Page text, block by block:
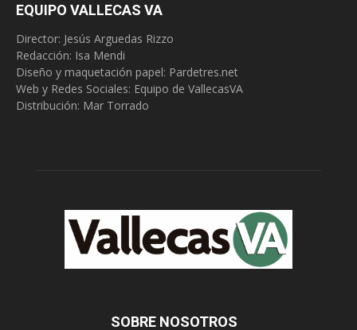
EQUIPO VALLECAS VA
Director: Jesús Arguedas Rizzo
Redacción: Isa Mendi
Diseño y maquetación papel: Pardetres.net
Web y Redes Sociales: Equipo de VallecasVA
Distribución: Mar Torrado
SOBRE NOSOTROS